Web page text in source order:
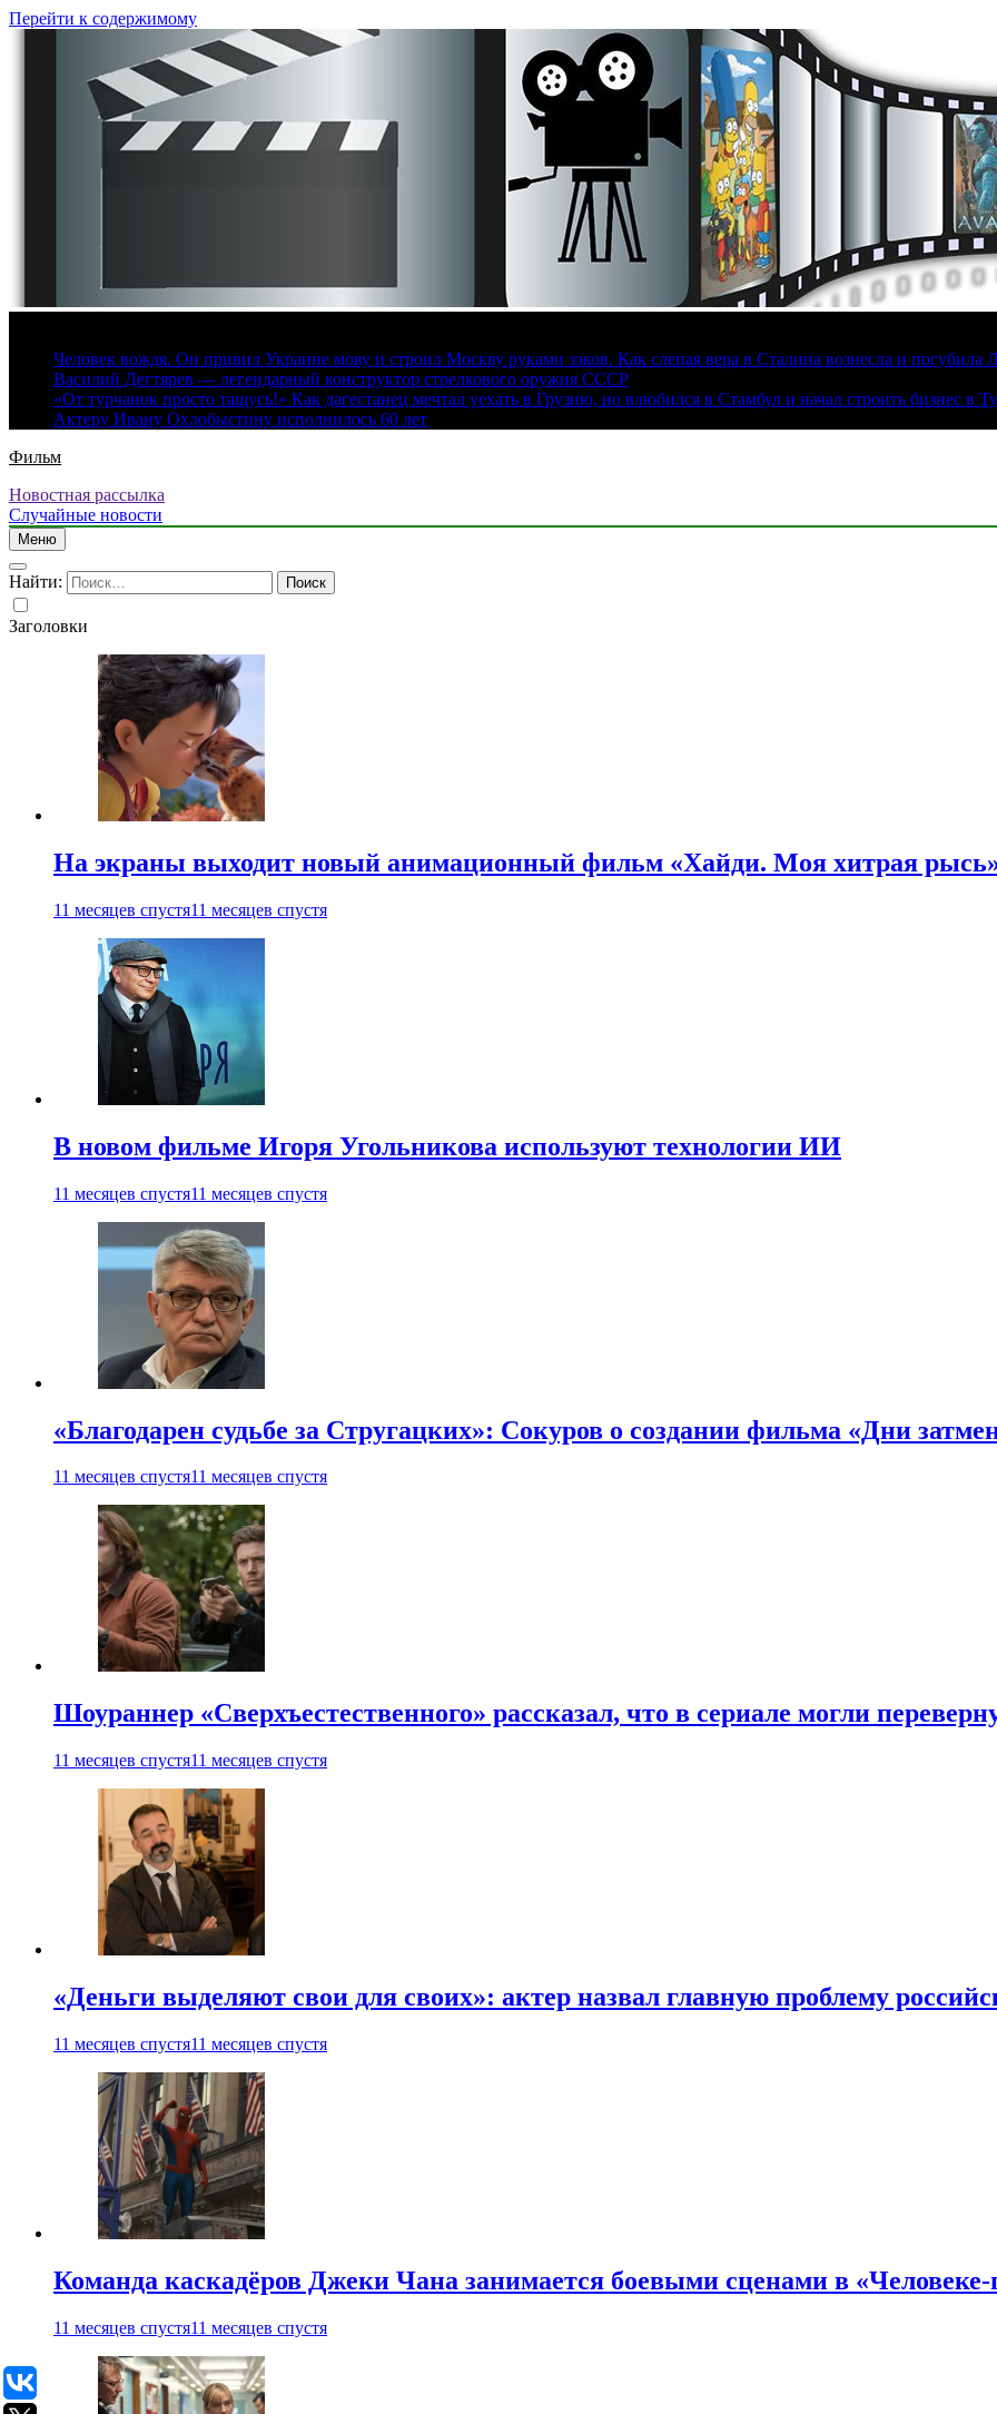
Перейти к содержимому
Человек вождя. Он привил Украине мову и строил Москву руками зэков. Как слепая вера в Сталина вознесла и погубила
Василий Дегтярев — легендарный конструктор стрелкового оружия СССР
«От турчанок просто тащусь!» Как дагестанец мечтал уехать в Грузию, но влюбился в Стамбул и начал строить бизнес в
Актеру Ивану Охлобыстину исполнилось 60 лет
Фильм
Новостная рассылка
Случайные новости
Меню
Найти:
Заголовки
На экраны выходит новый анимационный фильм «Хайди. Моя хитрая
11 месяцев спустя11 месяцев спустя
В новом фильме Игоря Угольникова используют технологии ИИ
11 месяцев спустя11 месяцев спустя
«Благодарен судьбе за Стругацких»: Сокуров о создании фильма «Дни
11 месяцев спустя11 месяцев спустя
Шоураннер «Сверхъестественного» рассказал, что в сериале могли
11 месяцев спустя11 месяцев спустя
«Деньги выделяют свои для своих»: актер назвал главную проблему
11 месяцев спустя11 месяцев спустя
Команда каскадёров Джеки Чана занимается боевыми сценами в «Человеке-
11 месяцев спустя11 месяцев спустя